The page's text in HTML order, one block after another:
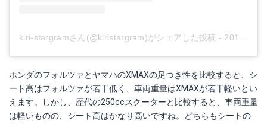
kiri-stargramさん(@kiristargram)がシェアした投稿 - 2019年 9月月23日午前5時36分PDT
ホンダのフォルツァとヤマハのXMAXの足つき性を比較すると、シ
ート高はフォルツァが若干低く、車両重量はXMAXが若干軽いとい
えます。しかし、歴代の250ccスクーターと比較すると、車両重量
は軽いものの、シート高はかなり高いですね。どちらもシートの